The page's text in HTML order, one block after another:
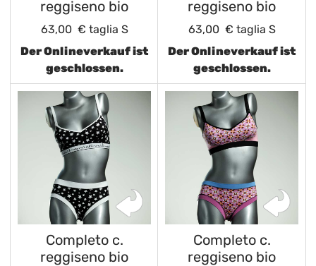
reggiseno bio
63,00 € taglia S
Der Onlineverkauf ist
geschlossen.
reggiseno bio
63,00 € taglia S
Der Onlineverkauf ist
geschlossen.
Completo c.
reggiseno bio
Completo c.
reggiseno bio